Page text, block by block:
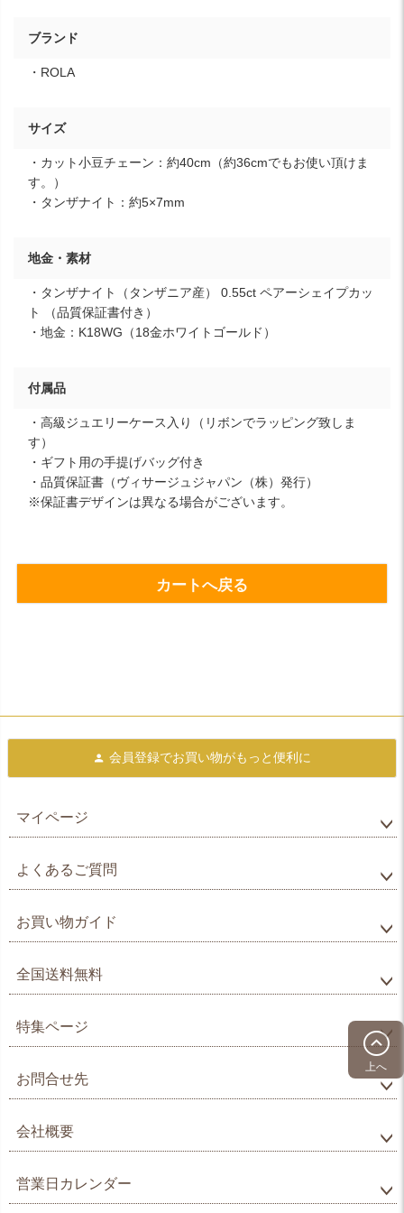
ブランド
・ROLA
サイズ
・カット小豆チェーン：約40cm（約36cmでもお使い頂けま
す。）
・タンザナイト：約5×7mm
地金・素材
・タンザナイト（タンザニア産） 0.55ct ペアーシェイプカッ
ト （品質保証書付き）
・地金：K18WG（18金ホワイトゴールド）
付属品
・高級ジュエリーケース入り（リボンでラッピング致しま
す）
・ギフト用の手提げバッグ付き
・品質保証書（ヴィサージュジャパン（株）発行）
※保証書デザインは異なる場合がございます。
カートへ戻る
上へ
会員登録でお買い物がもっと便利に
マイページ
よくあるご質問
お買い物ガイド
全国送料無料
特集ページ
お問合せ先
会社概要
営業日カレンダー